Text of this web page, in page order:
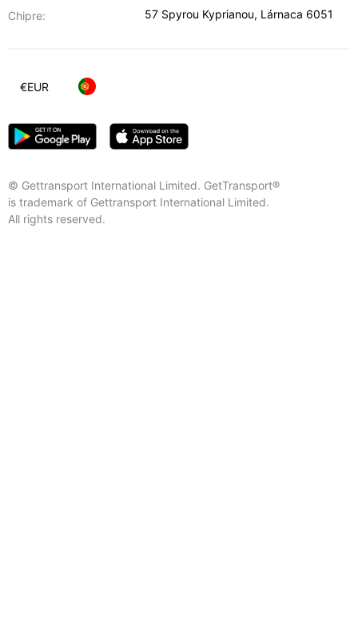
Chipre:
57 Spyrou Kyprianou, Lárnaca 6051
© Gettransport International Limited. GetTransport®
is trademark of Gettransport International Limited.
All rights reserved.
€EUR